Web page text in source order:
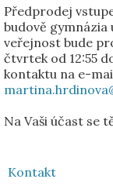
Předprodej
budově
veřejnost bude
čtvrtek od 12:55
kontaktu na e-
Na Vaši účast se
Kontakt